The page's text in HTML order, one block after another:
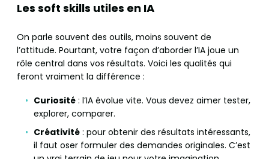
Les soft skills utiles en IA
On parle souvent des outils, moins souvent de
l’attitude. Pourtant, votre façon d’aborder l’IA joue un
rôle central dans vos résultats. Voici les qualités qui
feront vraiment la différence :
Curiosité : l’IA évolue vite. Vous devez aimer tester,
explorer, comparer.
Créativité : pour obtenir des résultats intéressants,
il faut oser formuler des demandes originales. C’est